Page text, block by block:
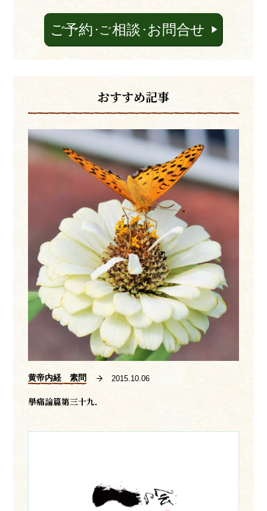
おすすめ記事
黄帝内経 素問 2015.10.06
擧痛論篇第三十九．